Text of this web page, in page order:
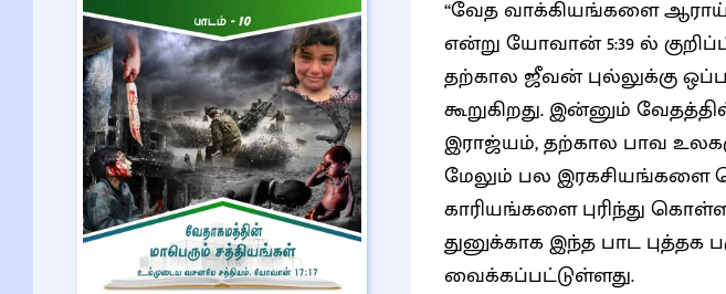
“வேத வாக்கியங்களை
என்று யோவான் 5:39 ல்
தற்கால ஜீவன் புல்லுக்கு
கூறுகிறது. இன்னும்
இராஜ்யம், தற்கால பாவ
மேலும் பல
காரியங்களை புரிந்து
துனுக்காக இந்த பாட புத்தக
வைக்கப்பட்டுள்ளது.